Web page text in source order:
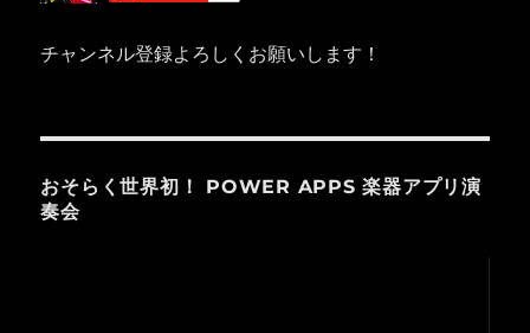
チャンネル登録よろしくお願いします！
おそらく世界初！ POWER APPS 楽器アプリ演
奏会